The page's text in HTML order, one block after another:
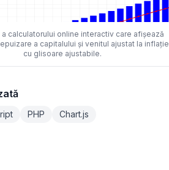
a calculatorului online interactiv care afișează
a capitalului și venitul ajustat la
cu glisoare ajustabile.
PHP Chart.js